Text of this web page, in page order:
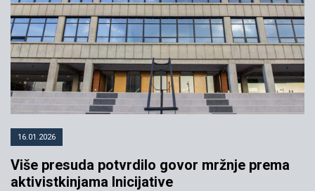
16.01.2026
Više presuda potvrdilo govor mržnje prema
aktivistkinjama Inicijative